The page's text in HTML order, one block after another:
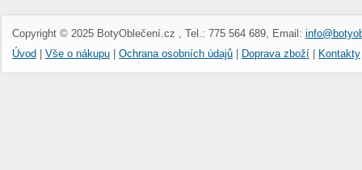
Copyright © 2025 BotyOblečení.cz , Tel.: 775 564 689, Email:
Úvod
Vše o nákupu Ochrana osobních údajů Doprava zboží Kontakty